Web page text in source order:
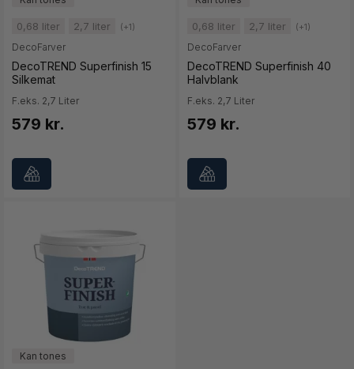
0,68 liter 2,7 liter (+1)
DecoFarver
DecoTREND Superfinish 15
Silkemat
F.eks. 2,7 Liter
579 kr.
0,68 liter 2,7 liter (+1)
DecoFarver
DecoTREND Superfinish 40
Halvblank
F.eks. 2,7 Liter
579 kr.